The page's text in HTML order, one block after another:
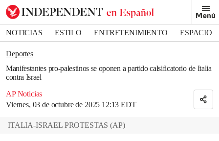
Menú
NOTICIAS ESTILO ENTRETENIMIENTO
ESPACIO
DEPORTES
Deportes
Manifestantes pro-palestinos se oponen a partido calsificatorio de Italia
contra Israel
AP Noticias
Viernes, 03 de octubre de 2025 12:13 EDT
Bookmark popover
Removed from bookmarks
Close popover
ITALIA-ISRAEL PROTESTAS (AP)